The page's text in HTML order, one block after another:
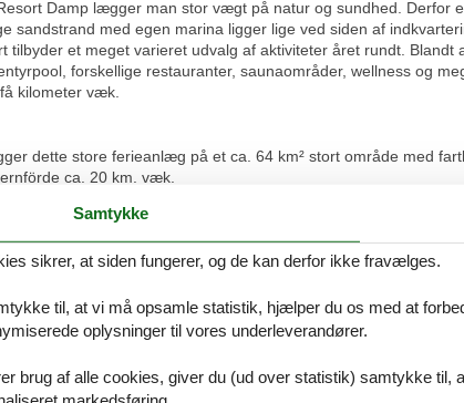
Damp lægger man stor vægt på natur og sundhed.
sandstrand med egen marina ligger lige ved siden af
tilbyder et meget varieret udvalg af aktiviteter året rundt. Blandt
forskellige restauranter, saunaområder, wellness og
kilometer væk.
dette store ferieanlæg på et ca. 64 km² stort område med
ca. 20 km. væk.
på stedet
for enhver – året rundt og i alt slags vejr:
og sportsbar Kubbsala, oplevelsesbad, Kids Club, stor
vandski, minigolf, legepladser, cykel- og strandstolsudlejning
indendørs skatepark, waveboards, inlinebane, klatretårn,
legeplads, bueskydning, pilefletning og øksekast.
af håndvogne (delvist mod betaling).
Samtykke
sikrer, at siden fungerer, og de kan derfor ikke fravælges.
til, at vi må opsamle statistik, hjælper du os med at
oplysninger til vores underleverandører.
brug af alle cookies, giver du (ud over statistik) samtykke til,